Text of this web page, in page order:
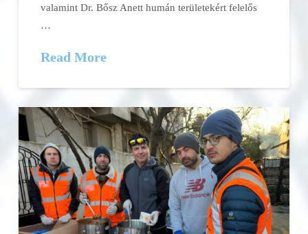
valamint Dr. Bősz Anett humán területekért felelős
…
Read More